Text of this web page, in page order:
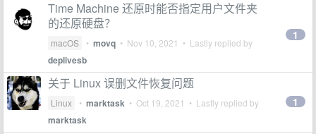
Time Machine 还原时能否指定用户文件夹
的还原硬盘？
macOS • movq • Nov 10, 2021 • Lastly replied by
deplivesb
1
关于 Linux 误删文件恢复问题
Linux • marktask • Oct 19, 2021 • Lastly replied by
marktask
1